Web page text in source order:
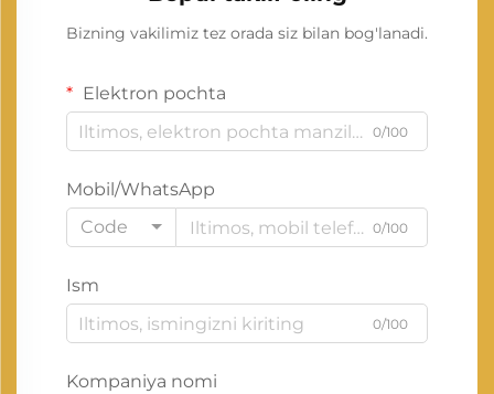
Bizning vakilimiz tez orada siz bilan bog'lanadi.
Elektron pochta
0/100
Mobil/WhatsApp
Code
0/100
Ism
0/100
Kompaniya nomi